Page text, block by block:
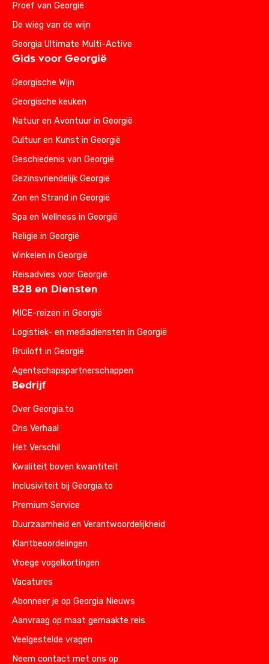
Proef van Georgië
De wieg van de wijn
Georgia Ultimate Multi-Active
Gids voor Georgië
Georgische Wijn
Georgische keuken
Natuur en Avontuur in Georgië
Cultuur en Kunst in Georgië
Geschiedenis van Georgië
Gezinsvriendelijk Georgië
Zon en Strand in Georgië
Spa en Wellness in Georgië
Religie in Georgië
Winkelen in Georgië
Reisadvies voor Georgië
B2B en Diensten
MICE-reizen in Georgië
Logistiek- en mediadiensten in Georgië
Bruiloft in Georgië
Agentschapspartnerschappen
Bedrijf
Over Georgia.to
Ons Verhaal
Het Verschil
Kwaliteit boven kwantiteit
Inclusiviteit bij Georgia.to
Premium Service
Duurzaamheid en Verantwoordelijkheid
Klantbeoordelingen
Vroege vogelkortingen
Vacatures
Abonneer je op Georgia Nieuws
Aanvraag op maat gemaakte reis
Veelgestelde vragen
Neem contact met ons op